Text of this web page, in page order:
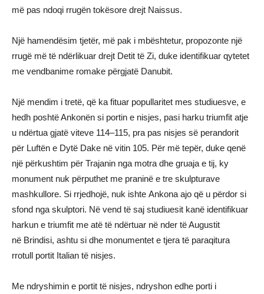
më pas ndoqi rrugën tokësore drejt Naissus.
Një hamendësim tjetër, më pak i mbështetur, propozonte një
rrugë më të ndërlikuar drejt Detit të Zi, duke identifikuar qytetet
me vendbanime romake përgjatë Danubit.
Një mendim i tretë, që ka fituar popullaritet mes studiuesve, e
hedh poshtë Ankonën si portin e nisjes, pasi harku triumfit atje
u ndërtua gjatë viteve 114–115, pra pas nisjes së perandorit
për Luftën e Dytë Dake në vitin 105. Për më tepër, duke qenë
një përkushtim për Trajanin nga motra dhe gruaja e tij, ky
monument nuk përputhet me praninë e tre skulpturave
mashkullore. Si rrjedhojë, nuk ishte Ankona ajo që u përdor si
sfond nga skulptori. Në vend të saj studiuesit kanë identifikuar
harkun e triumfit me atë të ndërtuar në nder të Augustit
në Brindisi, ashtu si dhe monumentet e tjera të paraqitura
rrotull portit Italian të nisjes.
Me ndryshimin e portit të nisjes, ndryshon edhe porti i